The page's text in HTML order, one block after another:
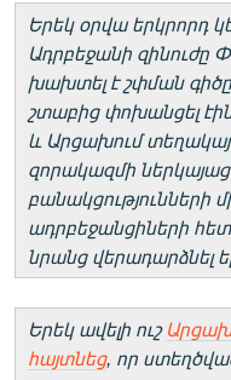
Երեկ օրվա երկրորդ
Ադրբեջանի զինուժը
խախտել է շփման
շտաբից փոխանցել
և Արցախում
զորակազմի
բանակցությունների
ադրբեջանցիների
նրանց վերադարձնել
Երեկ ավելի ուշ
հայտնեց, որ